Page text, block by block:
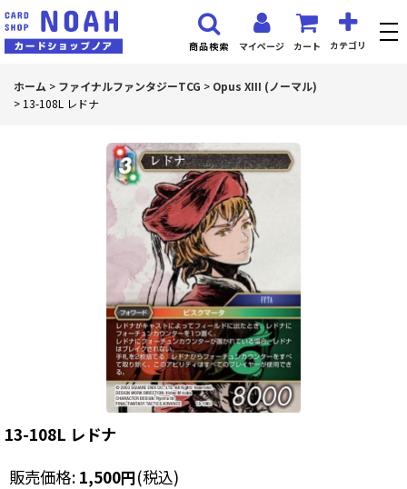
マイページ カート カテゴリ
商品検索
ホーム > ファイナルファンタジーTCG > Opus XIII (ノーマル)
> 13-108L レドナ
13-108L レドナ
販売価格: 1,500円(税込)